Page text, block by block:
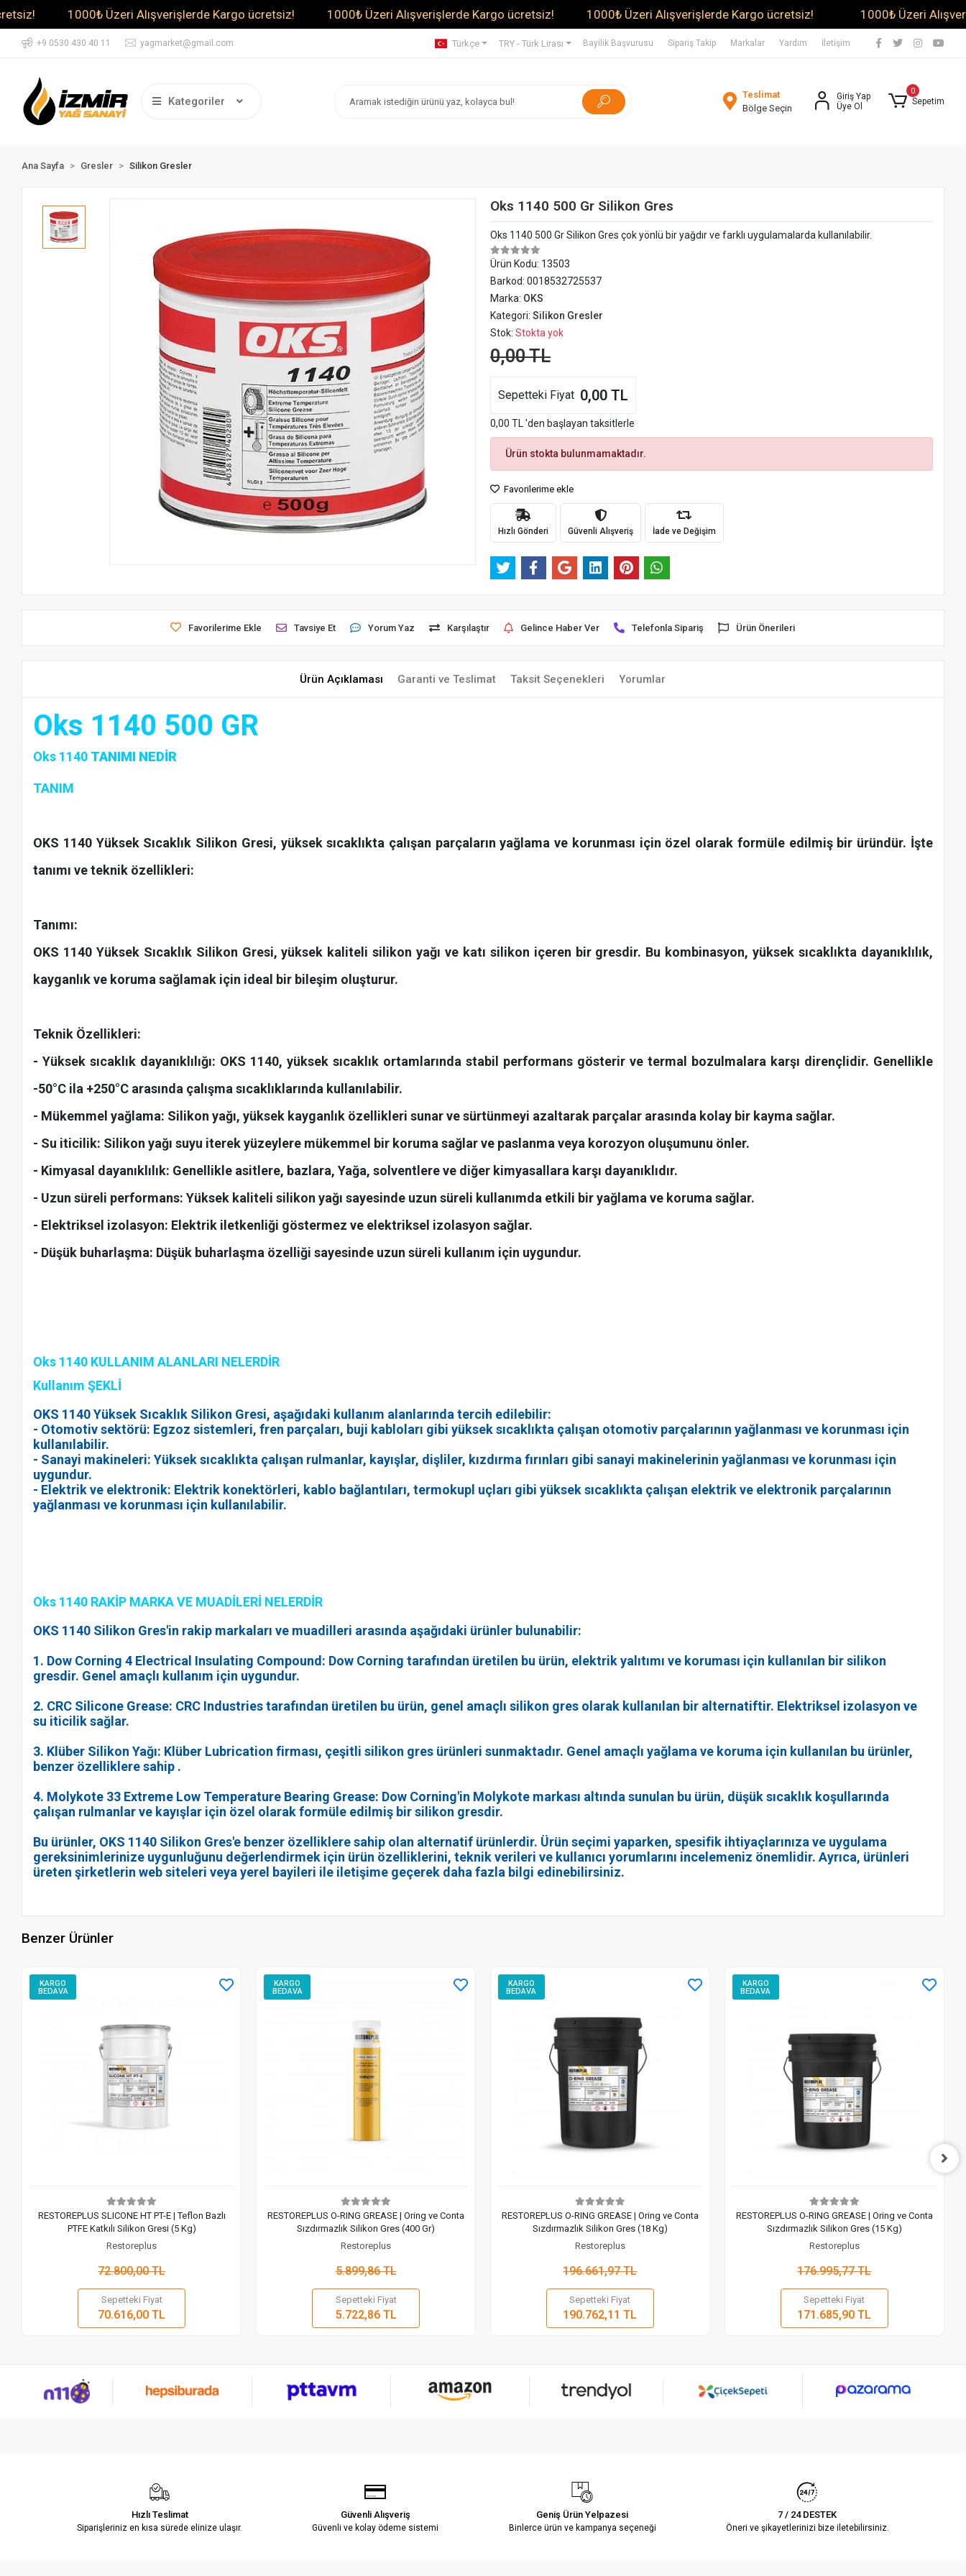
1000₺ Üzeri Alışverişlerde Kargo ücretsiz! 1000₺ Üzeri Alışverişlerde Kargo ücretsiz! 1000₺ Üzeri Alışverişlerde Kargo ücretsiz! 1000₺ Üzeri
+9 0530 430 40 11 yagmarket@gmail.com Türkçe TRY - Türk Lirası Bayilik Başvurusu Sipariş Takip Markalar Yardım İletişim
Kategoriler
Teslimat
Bölge Seçin
Giriş Yap
Üye Ol
0
Sepetim
Ana Sayfa Gresler Silikon Gresler
Oks 1140 500 Gr Silikon Gres
Oks 1140 500 Gr Silikon Gres çok yönlü bir yağdır ve farklı uygulamalarda kullanılabilir.
Ürün Kodu: 13503
Barkod: 0018532725537
Marka: OKS
Kategori: Silikon Gresler
Stok: Stokta yok
0,00 TL
Sepetteki Fiyat 0,00 TL
0,00 TL 'den başlayan taksitlerle
Ürün stokta bulunmamaktadır.
Favorilerime ekle
Hızlı Gönderi Güvenli Alışveriş İade ve Değişim
Favorilerime Ekle Tavsiye Et Yorum Yaz Karşılaştır Gelince Haber Ver Telefonla Sipariş Ürün Önerileri
Ürün Açıklaması Garanti ve Teslimat Taksit Seçenekleri Yorumlar
Oks 1140 500 GR
Oks 1140 TANIMI NEDİR
TANIM
OKS 1140 Yüksek Sıcaklık Silikon Gresi, yüksek sıcaklıkta çalışan parçaların yağlama ve korunması için özel olarak formüle edilmiş bir üründür. İşte
tanımı ve teknik özellikleri:
Tanımı:
OKS 1140 Yüksek Sıcaklık Silikon Gresi, yüksek kaliteli silikon yağı ve katı silikon içeren bir gresdir. Bu kombinasyon, yüksek sıcaklıkta dayanıklılık,
kayganlık ve koruma sağlamak için ideal bir bileşim oluşturur.
Teknik Özellikleri:
- Yüksek sıcaklık dayanıklılığı: OKS 1140, yüksek sıcaklık ortamlarında stabil performans gösterir ve termal bozulmalara karşı dirençlidir. Genellikle
-50°C ila +250°C arasında çalışma sıcaklıklarında kullanılabilir.
- Mükemmel yağlama: Silikon yağı, yüksek kayganlık özellikleri sunar ve sürtünmeyi azaltarak parçalar arasında kolay bir kayma sağlar.
- Su iticilik: Silikon yağı suyu iterek yüzeylere mükemmel bir koruma sağlar ve paslanma veya korozyon oluşumunu önler.
- Kimyasal dayanıklılık: Genellikle asitlere, bazlara, Yağa, solventlere ve diğer kimyasallara karşı dayanıklıdır.
- Uzun süreli performans: Yüksek kaliteli silikon yağı sayesinde uzun süreli kullanımda etkili bir yağlama ve koruma sağlar.
- Elektriksel izolasyon: Elektrik iletkenliği göstermez ve elektriksel izolasyon sağlar.
- Düşük buharlaşma: Düşük buharlaşma özelliği sayesinde uzun süreli kullanım için uygundur.
Oks 1140 KULLANIM ALANLARI NELERDİR
Kullanım ŞEKLİ
OKS 1140 Yüksek Sıcaklık Silikon Gresi, aşağıdaki kullanım alanlarında tercih edilebilir:
- Otomotiv sektörü: Egzoz sistemleri, fren parçaları, buji kabloları gibi yüksek sıcaklıkta çalışan otomotiv parçalarının yağlanması ve korunması için
kullanılabilir.
- Sanayi makineleri: Yüksek sıcaklıkta çalışan rulmanlar, kayışlar, dişliler, kızdırma fırınları gibi sanayi makinelerinin yağlanması ve korunması için
uygundur.
- Elektrik ve elektronik: Elektrik konektörleri, kablo bağlantıları, termokupl uçları gibi yüksek sıcaklıkta çalışan elektrik ve elektronik parçalarının
yağlanması ve korunması için kullanılabilir.
Oks 1140 RAKİP MARKA VE MUADİLERİ NELERDİR
OKS 1140 Silikon Gres'in rakip markaları ve muadilleri arasında aşağıdaki ürünler bulunabilir:
1. Dow Corning 4 Electrical Insulating Compound: Dow Corning tarafından üretilen bu ürün, elektrik yalıtımı ve koruması için kullanılan bir silikon
gresdir. Genel amaçlı kullanım için uygundur.
2. CRC Silicone Grease: CRC Industries tarafından üretilen bu ürün, genel amaçlı silikon gres olarak kullanılan bir alternatiftir. Elektriksel izolasyon ve
su iticilik sağlar.
3. Klüber Silikon Yağı: Klüber Lubrication firması, çeşitli silikon gres ürünleri sunmaktadır. Genel amaçlı yağlama ve koruma için kullanılan bu ürünler,
benzer özelliklere sahip .
4. Molykote 33 Extreme Low Temperature Bearing Grease: Dow Corning'in Molykote markası altında sunulan bu ürün, düşük sıcaklık koşullarında
çalışan rulmanlar ve kayışlar için özel olarak formüle edilmiş bir silikon gresdir.
Bu ürünler, OKS 1140 Silikon Gres'e benzer özelliklere sahip olan alternatif ürünlerdir. Ürün seçimi yaparken, spesifik ihtiyaçlarınıza ve uygulama
gereksinimlerinize uygunluğunu değerlendirmek için ürün özelliklerini, teknik verileri ve kullanıcı yorumlarını incelemeniz önemlidir. Ayrıca, ürünleri
üreten şirketlerin web siteleri veya yerel bayileri ile iletişime geçerek daha fazla bilgi edinebilirsiniz.
Benzer Ürünler
KARGO
BEDAVA
RESTOREPLUS SLICONE HT PT-E | Teflon Bazlı
PTFE Katkılı Silikon Gresi (5 Kg)
Restoreplus
72.800,00 TL
Sepetteki Fiyat
70.616,00 TL
Adet
Sepete Ekle
KARGO
BEDAVA
RESTOREPLUS O-RING GREASE | Oring ve Conta
Sızdırmazlık Silikon Gres (400 Gr)
Restoreplus
5.899,86 TL
Sepetteki Fiyat
5.722,86 TL
Adet
Sepete Ekle
KARGO
BEDAVA
RESTOREPLUS O-RING GREASE | Oring ve Conta
Sızdırmazlık Silikon Gres (18 Kg)
Restoreplus
196.661,97 TL
Sepetteki Fiyat
190.762,11 TL
Adet
Sepete Ekle
KARGO
BEDAVA
RESTOREPLUS O-RING GREASE | Oring ve Conta
Sızdırmazlık Silikon Gres (15 Kg)
Restoreplus
176.995,77 TL
Sepetteki Fiyat
171.685,90 TL
Adet
Sepete Ekle
Hızlı Teslimat
Siparişleriniz en kısa sürede elinize ulaşır.
Güvenli Alışveriş
Güvenli ve kolay ödeme sistemi
Geniş Ürün Yelpazesi
Binlerce ürün ve kampanya seçeneği
7 / 24 DESTEK
Öneri ve şikayetlerinizi bize iletebilirsiniz.